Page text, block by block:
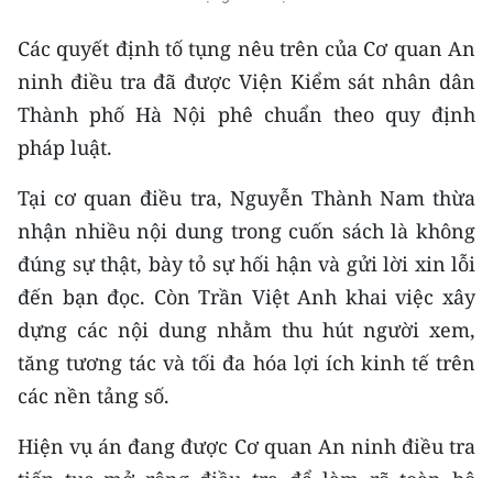
TIN ĐỊA PHƯƠNG
Trung du và miền núi phía Bắc
Bắc Trung Bộ
Duyên hải Nam Trung Bộ và Tây
Nguyên
Đông Nam Bộ
Đồng bằng sông Cửu Long
Chuyên trang Hà Nội
Các quyết định tố tụng nêu trên của Cơ quan An
ninh điều tra đã được Viện Kiểm sát nhân dân
Thành phố Hà Nội phê chuẩn theo quy định
pháp luật.
Tại cơ quan điều tra, Nguyễn Thành Nam thừa
nhận nhiều nội dung trong cuốn sách là không
đúng sự thật, bày tỏ sự hối hận và gửi lời xin lỗi
đến bạn đọc. Còn Trần Việt Anh khai việc xây
dựng các nội dung nhằm thu hút người xem,
tăng tương tác và tối đa hóa lợi ích kinh tế trên
các nền tảng số.
Hiện vụ án đang được Cơ quan An ninh điều tra